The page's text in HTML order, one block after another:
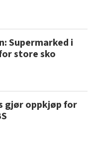
Supermarked i
store sko
gjør oppkjøp for